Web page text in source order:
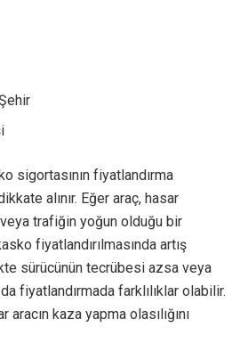
sigortasının fiyatlandırma
alınır. Eğer araç, hasar
trafiğin yoğun olduğu bir
fiyatlandırılmasında artış
sürücünün tecrübesi azsa veya
fiyatlandırmada farklılıklar olabilir.
kaza yapma olasılığını